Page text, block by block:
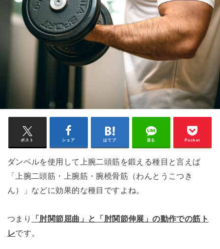
ポスト シェア はてブ 送る Pocket
ダンベルを使用して上腕二頭筋を鍛える種目と言えば
「上腕二頭筋・上腕筋・腕橈骨筋（わんとうこつき
ん）」などに効果的な種目ですよね。
つまり
「肘関節屈曲」と「肘関節伸展」の動作での筋ト
レです。